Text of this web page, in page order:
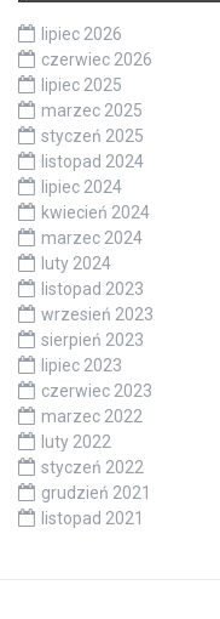
lipiec 2026
czerwiec 2026
lipiec 2025
marzec 2025
styczeń 2025
listopad 2024
lipiec 2024
kwiecień 2024
marzec 2024
luty 2024
listopad 2023
wrzesień 2023
sierpień 2023
lipiec 2023
czerwiec 2023
marzec 2022
luty 2022
styczeń 2022
grudzień 2021
listopad 2021